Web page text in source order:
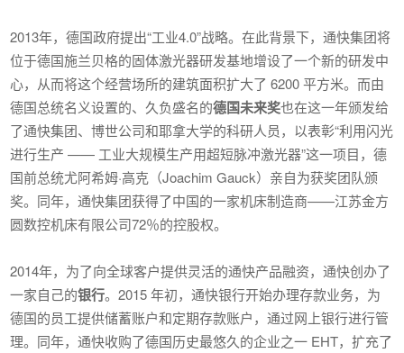
2013年，德国政府提出“工业4.0”战略。在此背景下，通快集团将
位于德国施兰贝格的固体激光器研发基地增设了一个新的研发中
心，从而将这个经营场所的建筑面积扩大了 6200 平方米。而由
德国总统名义设置的、久负盛名的德国未来奖也在这一年颁发给
了通快集团、博世公司和耶拿大学的科研人员，以表彰“利用闪光
进行生产 —— 工业大规模生产用超短脉冲激光器”这一项目，德
国前总统尤阿希姆·高克（Joachim Gauck）亲自为获奖团队颁
奖。同年，通快集团获得了中国的一家机床制造商——江苏金方
圆数控机床有限公司72％的控股权。
2014年，为了向全球客户提供灵活的通快产品融资，通快创办了
一家自己的银行。2015 年初，通快银行开始办理存款业务，为
德国的员工提供储蓄账户和定期存款账户，通过网上银行进行管
理。同年，通快收购了德国历史最悠久的企业之一 EHT，扩充了